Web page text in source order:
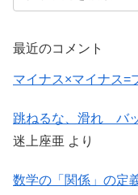
最近のコメント
マイナス×マイナス=
跳ねるな、滑れ バ
迷上座亜 より
数学の「関係」の定